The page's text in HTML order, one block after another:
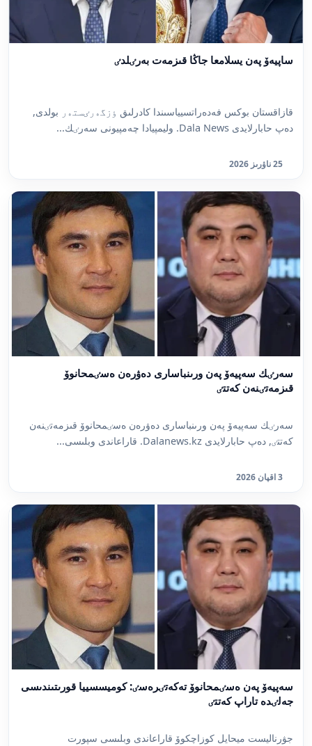
ساپيەۆ پەن يسلامعا جاڭا قىزمەت بەرٸلدٸ
قازاقستان بوكس فەدەراتسيياسىندا كادرلىق ٶزگەرٸستەر بولدى,
دەپ حابارلايدى Dala News. وليمپيادا چەمپيونى سەرٸك...
25 ناۋرىز 2026
سەرٸك سەپيەۆ پەن ورىنباسارى دەۋرەن ەسٸمحانوۆ
قىزمەتٸنەن كەتتٸ
سەرٸك سەپيەۆ پەن ورىنباسارى دەۋرەن ەسٸمحانوۆ قىزمەتٸنەن
كەتتٸ, دەپ حابارلايدى Dalanews.kz. قاراعاندى وبلىسى...
3 اقپان 2026
سەپيەۆ پەن ەسٸمحانوۆ تەكەتٸرەسٸ: كوميسسييا قورىتىندىسى
جەلٸدە تاراپ كەتتٸ
جۋرناليست ميحايل كوزاچكوۆ قاراعاندى وبلىسى سپورت